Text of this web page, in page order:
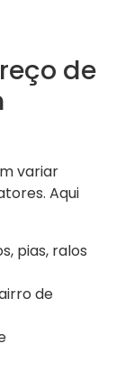
de
variar
Aqui
pias, ralos
de